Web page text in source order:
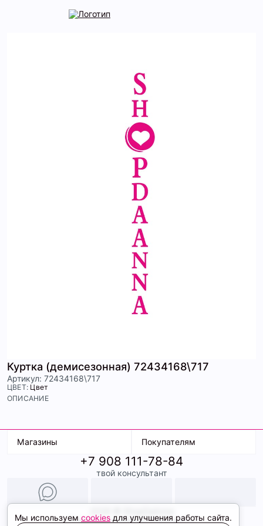
Куртка (демисезонная) 72434168\717
Артикул: 72434168\717
ЦВЕТ: Цвет
ОПИСАНИЕ
Магазины
ТК Терминал
ТРК Континент
Покупателям
Доставка
Условия оплаты
Образы
+7 908 111-78-84
твой консультант
Политика конфиденциальности
Мы используем cookies для улучшения работы сайта.